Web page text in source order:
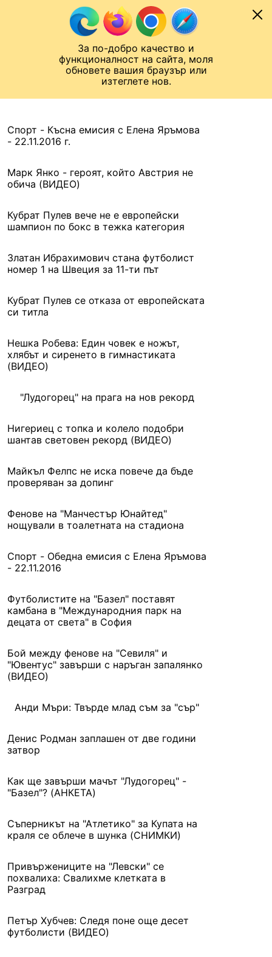
За по-добро качество и
функционалност на сайта, моля
обновете вашия браузър или
изтеглете нов.
Към съдържанието
Лига на Конференциите
Спорт - Късна емисия с Елена Яръмова
- 22.11.2016 г.
Марк Янко - героят, който Австрия не
обича (ВИДЕО)
Кубрат Пулев вече не е европейски
шампион по бокс в тежка категория
Златан Ибрахимович стана футболист
номер 1 на Швеция за 11-ти път
Кубрат Пулев се отказа от европейската
си титла
Нешка Робева: Един човек е ножът,
хлябът и сиренето в гимнастиката
(ВИДЕО)
"Лудогорец" на прага на нов рекорд
Нигериец с топка и колело подобри
шантав световен рекорд (ВИДЕО)
Майкъл Фелпс не иска повече да бъде
проверяван за допинг
Фенове на "Манчестър Юнайтед"
нощували в тоалетната на стадиона
Спорт - Обедна емисия с Елена Яръмова
- 22.11.2016
Футболистите на "Базел" поставят
камбана в "Международния парк на
децата от света" в София
Бой между фенове на "Севиля" и
"Ювентус" завърши с наръган запалянко
(ВИДЕО)
Анди Мъри: Твърде млад съм за "сър"
Денис Родман заплашен от две години
затвор
Как ще завърши мачът "Лудогорец" -
"Базел"? (АНКЕТА)
Съперникът на "Атлетико" за Купата на
краля се облече в шунка (СНИМКИ)
Привържениците на "Левски" се
похвалиха: Свалихме клетката в
Разград
Петър Хубчев: Следя поне още десет
футболисти (ВИДЕО)